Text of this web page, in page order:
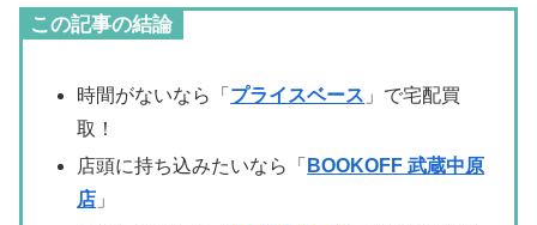
この記事の結論
時間がないなら「 プライスベース 」で宅配買
取！
店頭に持ち込みたいなら「 BOOKOFF 武蔵中原
店 」